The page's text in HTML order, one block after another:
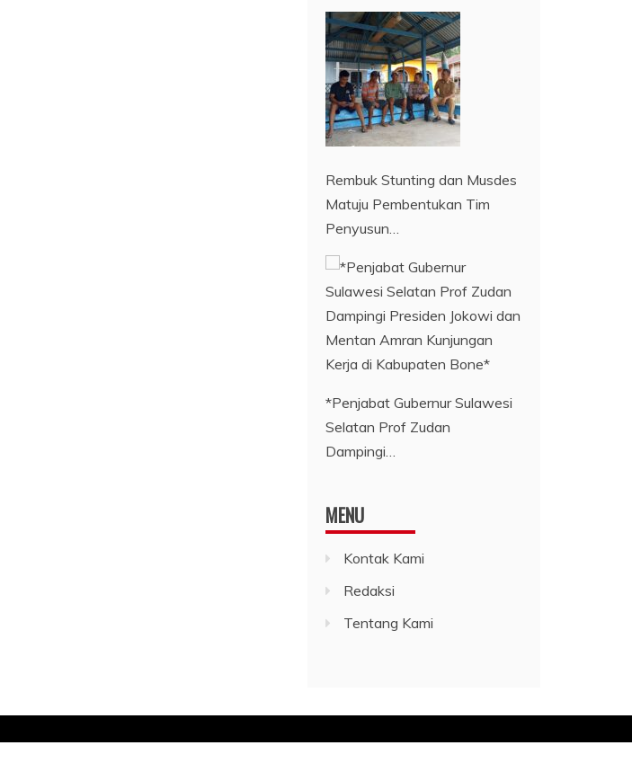
Rembuk Stunting dan Musdes
Matuju Pembentukan Tim
Penyusun…
*Penjabat Gubernur Sulawesi
Selatan Prof Zudan
Dampingi…
MENU
Kontak Kami
Redaksi
Tentang Kami